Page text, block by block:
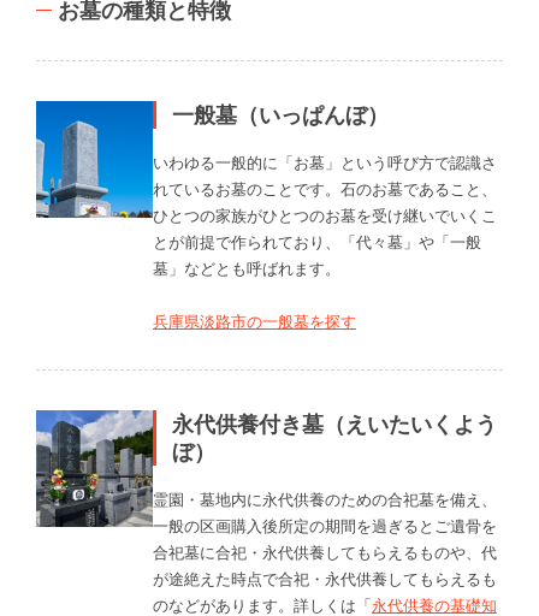
お墓の種類と特徴
一般墓（いっぱんぼ）
いわゆる一般的に「お墓」という呼び方で認識さ
れているお墓のことです。石のお墓であること、
ひとつの家族がひとつのお墓を受け継いでいくこ
とが前提で作られており、「代々墓」や「一般
墓」などとも呼ばれます。
兵庫県淡路市の一般墓を探す
永代供養付き墓（えいたいくよう
ぼ）
霊園・墓地内に永代供養のための合祀墓を備え、
一般の区画購入後所定の期間を過ぎるとご遺骨を
合祀墓に合祀・永代供養してもらえるものや、代
が途絶えた時点で合祀・永代供養してもらえるも
のなどがあります。詳しくは「永代供養の基礎知